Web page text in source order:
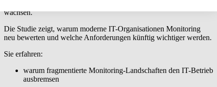
wachsen.
Die Studie zeigt, warum moderne IT-Organisationen Monitoring
neu bewerten und welche Anforderungen künftig wichtiger werden.
Sie erfahren:
warum fragmentierte Monitoring-Landschaften den IT-Betrieb
ausbremsen